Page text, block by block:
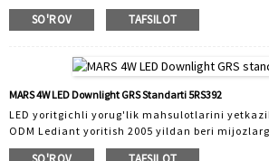
professional va "texnologiyaga yo'naltirilgan"
ishlab chiqaruvchisi hisoblanadi. 30 ta ilmiy-
mos keladigan yorug'lik chiroqlarini
chiqaramiz. Mahsulot assortimenti mahalliy
yoritgichlari va aqlli yoritgichlarni o'z ichiga
ochilgan mahsulot bo'lib, o'ziga xos
SO'ROV TAFSILOT
MARS 4W LED Downlight GRS Standarti 5RS392
LED yoritgichli yorug'lik mahsulotlarini
ODM Lediant yoritish 2005 yildan beri
professional va "texnologiyaga yo'naltirilgan"